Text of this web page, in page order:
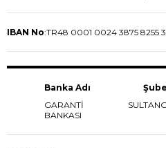
IBAN No:TR48 0001 0024 3875 8255
Banka Adı
GARANTİ
BANKASI
Şube